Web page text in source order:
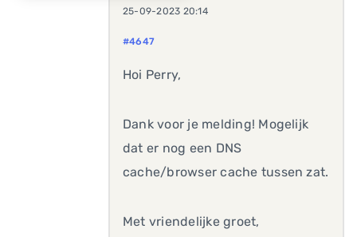
25-09-2023 20:14
#4647
Hoi Perry,
Dank voor je melding! Mogelijk
dat er nog een DNS
cache/browser cache tussen zat.
Met vriendelijke groet,